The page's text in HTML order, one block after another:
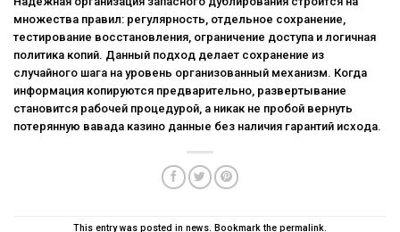
множества правил: регулярность, отдельное сохранение,
тестирование восстановления, ограничение доступа и логичная
политика копий. Данный подход делает сохранение из
случайного шага на уровень организованный механизм. Когда
информация копируются предварительно, развертывание
становится рабочей процедурой, а никак не пробой вернуть
потерянную вавада казино данные без наличия гарантий исхода.
This entry was posted in news. Bookmark the permalink.